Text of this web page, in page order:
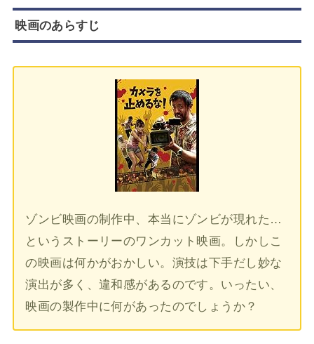
映画のあらすじ
ゾンビ映画の制作中、本当にゾンビが現れた…
というストーリーのワンカット映画。しかしこ
の映画は何かがおかしい。演技は下手だし妙な
演出が多く、違和感があるのです。いったい、
映画の製作中に何があったのでしょうか？